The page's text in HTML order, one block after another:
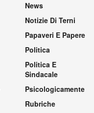
News
Notizie Di Terni
Papaveri E Papere
Politica
Politica E
Sindacale
Psicologicamente
Rubriche